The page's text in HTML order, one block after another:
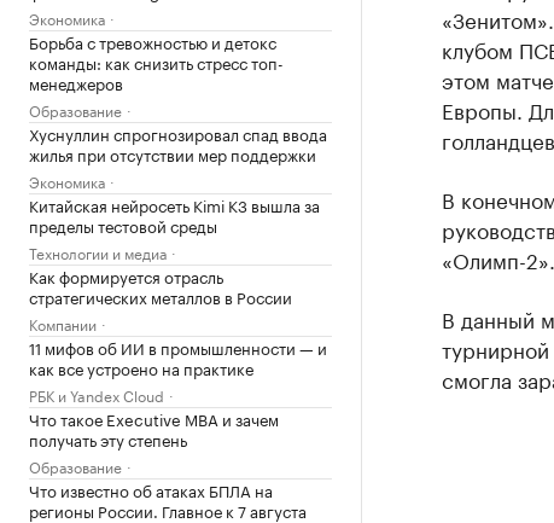
Экономика
Борьба с тревожностью и детокс
команды: как снизить стресс топ-
менеджеров
Образование
Хуснуллин спрогнозировал спад ввода
жилья при отсутствии мер поддержки
Экономика
Китайская нейросеть Kimi K3 вышла за
пределы тестовой среды
Технологии и медиа
Как формируется отрасль
стратегических металлов в России
Компании
11 мифов об ИИ в промышленности — и
как все устроено на практике
РБК и Yandex Cloud
Что такое Executive MBA и зачем
получать эту степень
Образование
Что известно об атаках БПЛА на
регионы России. Главное к 7 августа
клубом
этом
Европы.
В
«Олимп-2».
В данный
смогла